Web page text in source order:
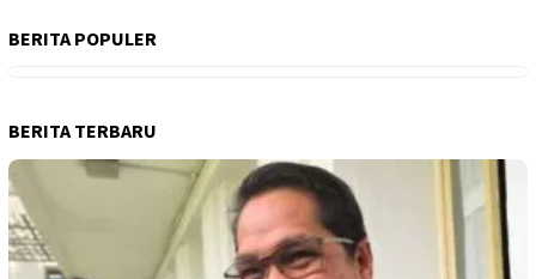
BERITA POPULER
BERITA TERBARU